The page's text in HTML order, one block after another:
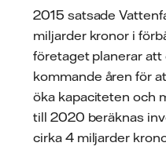
2015 satsade
miljarder kronor i
företaget planerar
kommande åren för
öka kapaciteten och
till 2020 beräknas
cirka 4 miljarder